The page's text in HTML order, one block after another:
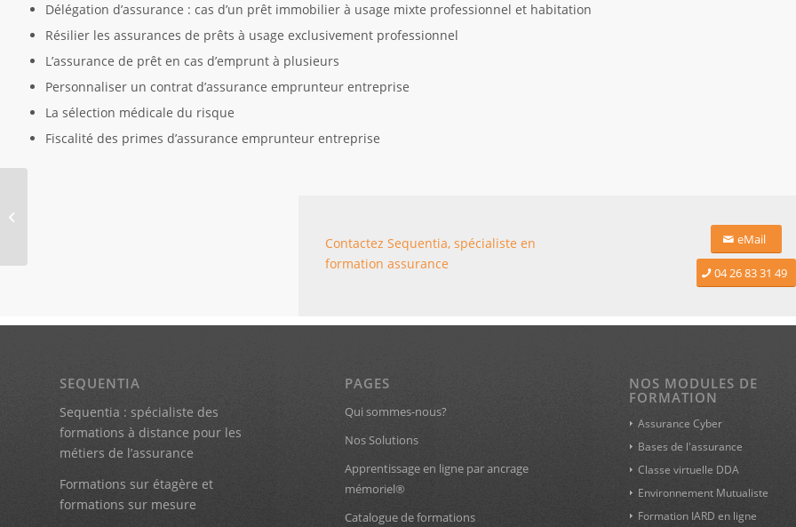
Délégation d’assurance : cas d’un prêt immobilier à usage mixte professionnel et habitation
Résilier les assurances de prêts à usage exclusivement professionnel
L’assurance de prêt en cas d’emprunt à plusieurs
Personnaliser un contrat d’assurance emprunteur entreprise
La sélection médicale du risque
Fiscalité des primes d’assurance emprunteur entreprise
Contactez Sequentia, spécialiste en
formation assurance
eMail
04 26 83 31 49
SEQUENTIA
Sequentia : spécialiste des
formations à distance pour les
métiers de l’assurance
Formations sur étagère et
formations sur mesure
PAGES
Qui sommes-nous?
Nos Solutions
Apprentissage en ligne par ancrage
mémoriel®
Catalogue de formations
NOS MODULES DE
FORMATION
Assurance Cyber
Bases de l'assurance
Classe virtuelle DDA
Environnement Mutualiste
Formation IARD en ligne